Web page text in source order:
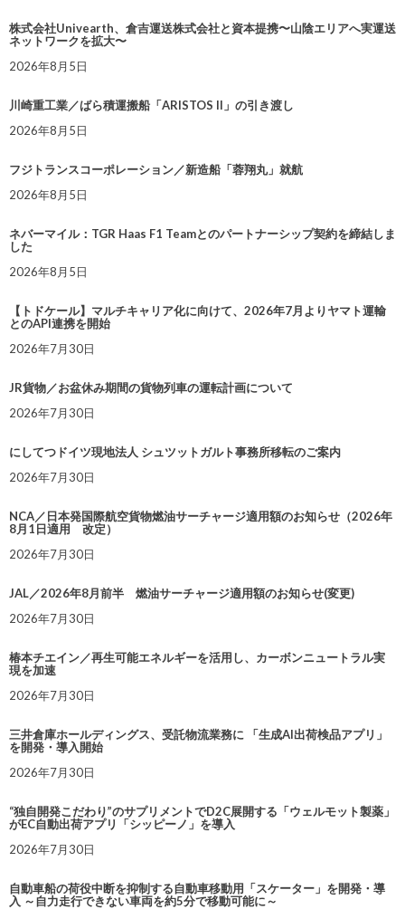
株式会社Univearth、倉吉運送株式会社と資本提携〜山陰エリアへ実運送
ネットワークを拡大〜
2026年8月5日
川崎重工業／ばら積運搬船「ARISTOS II」の引き渡し
2026年8月5日
フジトランスコーポレーション／新造船「蓉翔丸」就航
2026年8月5日
ネバーマイル：TGR Haas F1 Teamとのパートナーシップ契約を締結しま
した
2026年8月5日
【トドケール】マルチキャリア化に向けて、2026年7月よりヤマト運輸
とのAPI連携を開始
2026年7月30日
JR貨物／お盆休み期間の貨物列車の運転計画について
2026年7月30日
にしてつドイツ現地法人 シュツットガルト事務所移転のご案内
2026年7月30日
NCA／日本発国際航空貨物燃油サーチャージ適用額のお知らせ（2026年
8月1日適用 改定）
2026年7月30日
JAL／2026年8月前半 燃油サーチャージ適用額のお知らせ(変更)
2026年7月30日
椿本チエイン／再生可能エネルギーを活用し、カーボンニュートラル実
現を加速
2026年7月30日
三井倉庫ホールディングス、受託物流業務に 「生成AI出荷検品アプリ」
を開発・導入開始
2026年7月30日
“独自開発こだわり”のサプリメントでD2C展開する「ウェルモット製薬」
がEC自動出荷アプリ「シッピーノ」を導入
2026年7月30日
自動車船の荷役中断を抑制する自動車移動用「スケーター」を開発・導
入 ～自力走行できない車両を約5分で移動可能に～